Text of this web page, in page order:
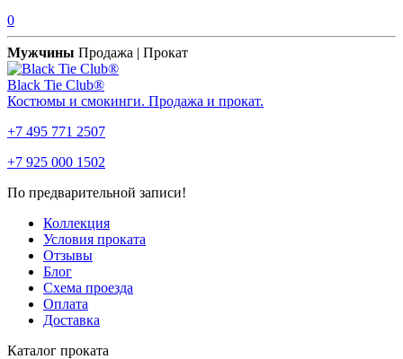
0
Мужчины Продажа | Прокат
Black Tie Club®
Костюмы и смокинги. Продажа и прокат.
+7 495 771 2507
+7 925 000 1502
По предварительной записи!
Коллекция
Условия проката
Отзывы
Блог
Схема проезда
Оплата
Доставка
Каталог проката